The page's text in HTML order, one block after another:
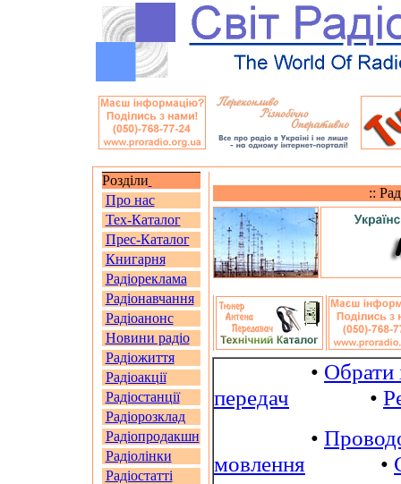
Розділи
Про нас
Тех-Каталог
Прес-Каталог
Книгарня
Радіореклама
Радіонавчання
Радіоанонс
Новини радіо
Радіожиття
Радіоакції
Радіостанції
Радіорозклад
Радіопродакшн
Радіолінки
Радіостатті
::
• Обрати
передач •
•
мовлення •